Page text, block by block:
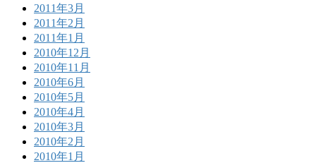
2011年3月
2011年2月
2011年1月
2010年12月
2010年11月
2010年6月
2010年5月
2010年4月
2010年3月
2010年2月
2010年1月